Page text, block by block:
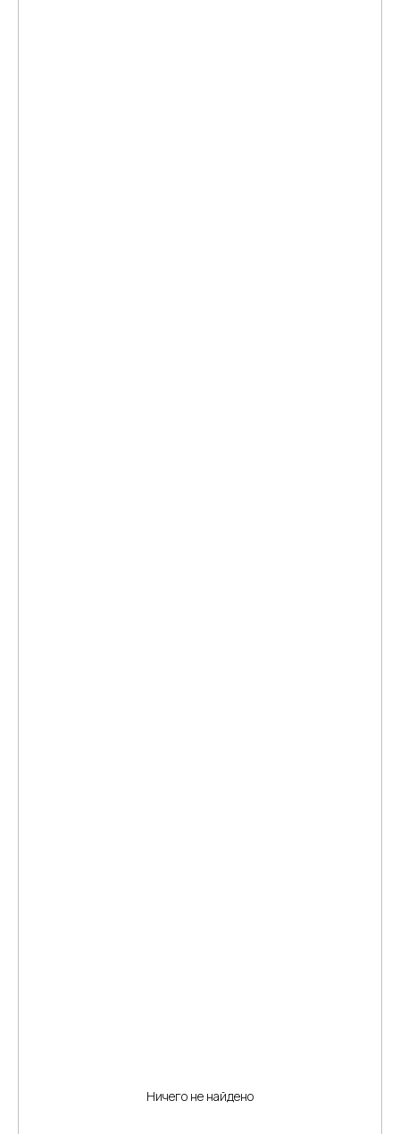
Ничего не найдено